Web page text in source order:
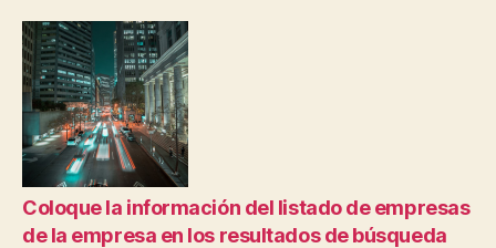
más
información
sobre
la
compra
de
entradas
en
listados
Coloque la información del listado de empresas
de la empresa en los resultados de búsqueda